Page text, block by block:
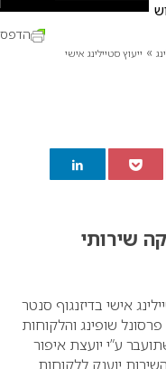
» ייעוץ סטיילינג אישי
הדפס
שירותי
אישי בדיזנגוף סנטר
שופינג והלקוחות
ע”י יועצת איפור
יוענק ללקוחות